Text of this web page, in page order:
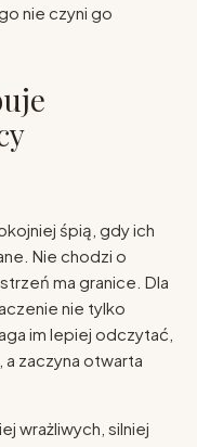
nie czyni go
śpią, gdy ich
Nie chodzi o
ma granice. Dla
nie tylko
im lepiej odczytać,
zaczyna otwarta
wrażliwych, silniej